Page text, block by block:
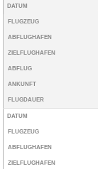
DATUM
FLUGZEUG
ABFLUGHAFEN
ZIELFLUGHAFEN
ABFLUG
ANKUNFT
FLUGDAUER
DATUM
FLUGZEUG
ABFLUGHAFEN
ZIELFLUGHAFEN